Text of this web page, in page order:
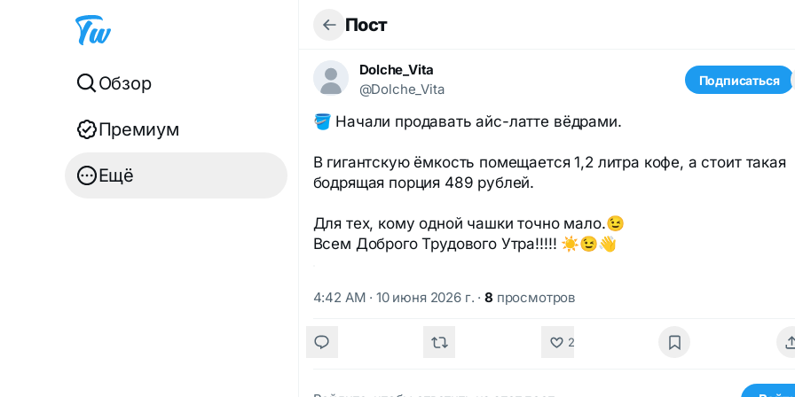
Обзор
Премиум
Ещё
Пост
Dolche_Vita
@Dolche_Vita
Подписаться
🪣 Начали продавать айс-латте вёдрами.
В гигантскую ёмкость помещается 1,2 литра кофе, а стоит такая
бодрящая порция 489 рублей.
Для тех, кому одной чашки точно мало.😉
Всем Доброго Трудового Утра!!!!! ☀️😉👋
4:42 AM · 10 июня 2026 г. ·8 просмотров
2